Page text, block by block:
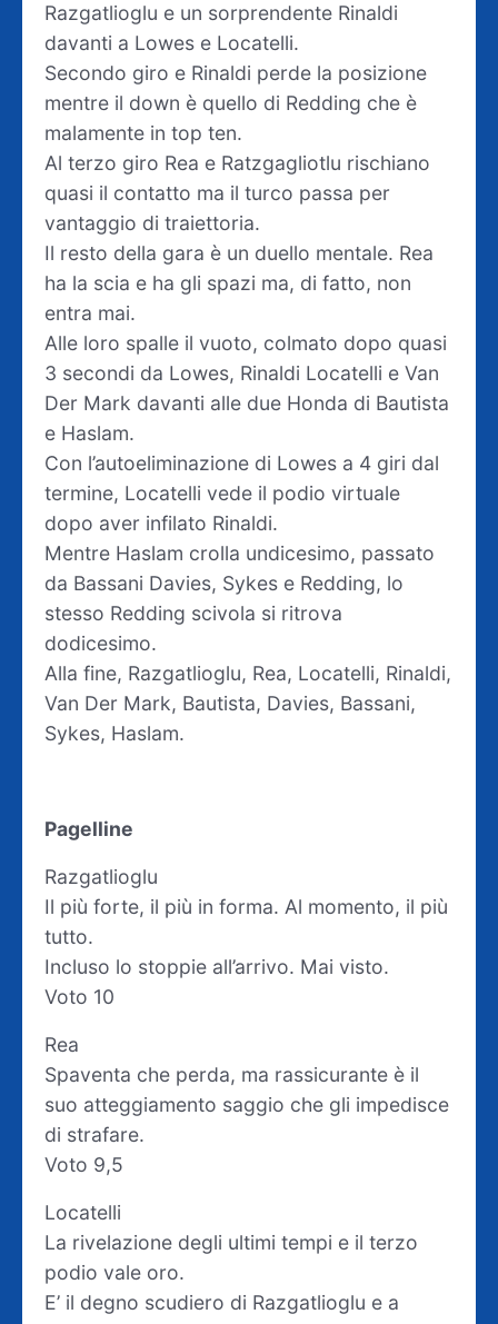
Razgatlioglu e un sorprendente Rinaldi
davanti a Lowes e Locatelli.
Secondo giro e Rinaldi perde la posizione
mentre il down è quello di Redding che è
malamente in top ten.
Al terzo giro Rea e Ratzgagliotlu rischiano
quasi il contatto ma il turco passa per
vantaggio di traiettoria.
Il resto della gara è un duello mentale. Rea
ha la scia e ha gli spazi ma, di fatto, non
entra mai.
Alle loro spalle il vuoto, colmato dopo quasi
3 secondi da Lowes, Rinaldi Locatelli e Van
Der Mark davanti alle due Honda di Bautista
e Haslam.
Con l’autoeliminazione di Lowes a 4 giri dal
termine, Locatelli vede il podio virtuale
dopo aver infilato Rinaldi.
Mentre Haslam crolla undicesimo, passato
da Bassani Davies, Sykes e Redding, lo
stesso Redding scivola si ritrova
dodicesimo.
Alla fine, Razgatlioglu, Rea, Locatelli, Rinaldi,
Van Der Mark, Bautista, Davies, Bassani,
Sykes, Haslam.
Pagelline
Razgatlioglu
Il più forte, il più in forma. Al momento, il più
tutto.
Incluso lo stoppie all’arrivo. Mai visto.
Voto 10
Rea
Spaventa che perda, ma rassicurante è il
suo atteggiamento saggio che gli impedisce
di strafare.
Voto 9,5
Locatelli
La rivelazione degli ultimi tempi e il terzo
podio vale oro.
E’ il degno scudiero di Razgatlioglu e a